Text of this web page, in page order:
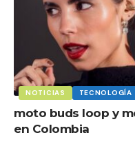
NOTICIAS TECNOLOGÍA
moto buds loop y
en Colombia